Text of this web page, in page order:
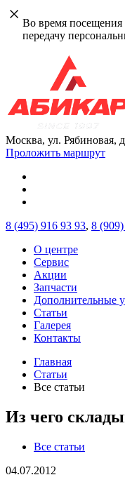
Во время посещения
передачу
Москва, ул. Рябиновая,
Проложить маршрут
8 (495) 916 93 93, 8 (909)
О центре
Сервис
Акции
Запчасти
Дополнительные
Статьи
Галерея
Контакты
Главная
Статьи
Все статьи
Из чего
Все статьи
04.07.2012